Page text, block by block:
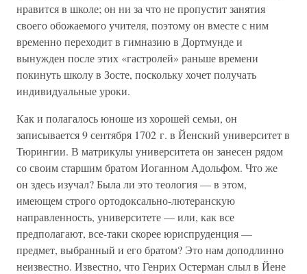
нравится в школе; он ни за что не пропустит занятия
своего обожаемого учителя, поэтому он вместе с ним
временно переходит в гимназию в Дортмунде и
вынужден после этих «гастролей» раньше времени
покинуть школу в Зосте, поскольку хочет получать
индивидуальные уроки.
Как и полагалось юноше из хорошей семьи, он
записывается 9 сентября 1702 г. в Йенский университет в
Тюрингии. В матрикулы университета он занесен рядом
со своим старшим братом Иоганном Адольфом. Что же
он здесь изучал? Была ли это теология — в этом,
имеющем строго ортодоксально-лютеранскую
направленность, университете — или, как все
предполагают, все-таки скорее юриспруденция —
предмет, выбранный и его братом? Это нам доподлинно
неизвестно. Известно, что Генрих Остерман слыл в Йене